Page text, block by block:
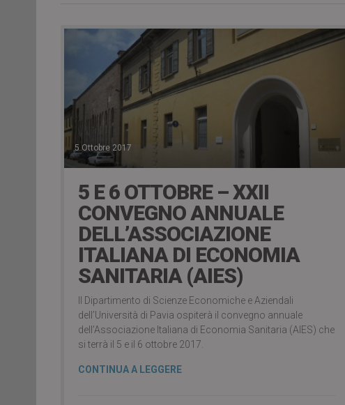
5 Ottobre 2017
5 E 6 OTTOBRE – XXII
CONVEGNO ANNUALE
DELL’ASSOCIAZIONE
ITALIANA DI ECONOMIA
SANITARIA (AIES)
Il Dipartimento di Scienze Economiche e Aziendali
dell’Università di Pavia ospiterà il convegno annuale
dell’Associazione Italiana di Economia Sanitaria (AIES) che
si terrà il 5 e il 6 ottobre 2017.
CONTINUA A LEGGERE